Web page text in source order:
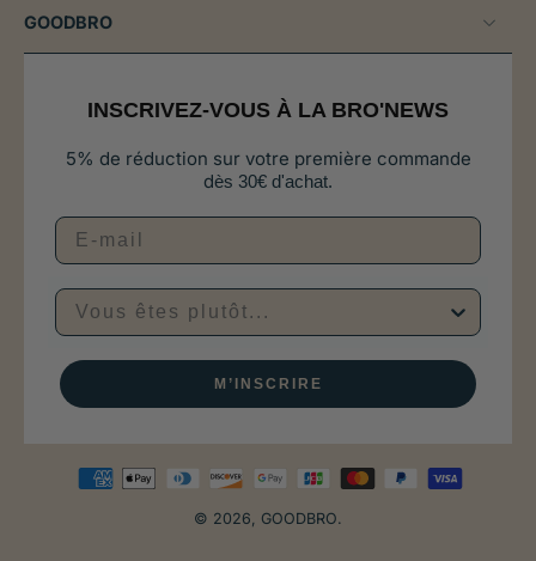
GOODBRO
INSCRIVEZ-VOUS À LA BRO'NEWS
5% de réduction sur votre première commande
dès 30€ d'achat.
Vous êtes plutôt...
M’INSCRIRE
© 2026, GOODBRO.